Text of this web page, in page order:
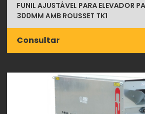
FUNIL AJUSTÁVEL PARA ELEVADOR
300MM AMB ROUSSET TK1
Consultar